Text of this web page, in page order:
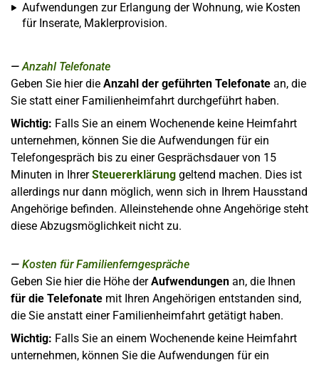
Aufwendungen zur Erlangung der Wohnung, wie Kosten
für Inserate, Maklerprovision.
Anzahl Telefonate
Geben Sie hier die Anzahl der geführten Telefonate an, die
Sie statt einer Familienheimfahrt durchgeführt haben.
Wichtig: Falls Sie an einem Wochenende keine Heimfahrt
unternehmen, können Sie die Aufwendungen für ein
Telefongespräch bis zu einer Gesprächsdauer von 15
Minuten in IhrerSteuererklärung geltend machen. Dies ist
allerdings nur dann möglich, wenn sich in Ihrem Hausstand
Angehörige befinden. Alleinstehende ohne Angehörige steht
diese Abzugsmöglichkeit nicht zu.
Kosten für Familienferngespräche
Geben Sie hier die Höhe derAufwendungen an, die Ihnen
für die Telefonate mit Ihren Angehörigen entstanden sind,
die Sie anstatt einer Familienheimfahrt getätigt haben.
Wichtig: Falls Sie an einem Wochenende keine Heimfahrt
unternehmen, können Sie die Aufwendungen für ein